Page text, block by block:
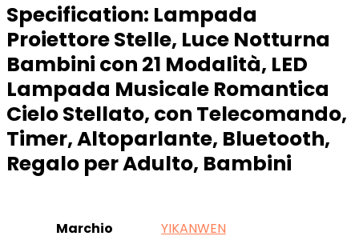
Specification: Lampada
Proiettore Stelle, Luce Notturna
Bambini con 21 Modalità, LED
Lampada Musicale Romantica
Cielo Stellato, con Telecomando,
Timer, Altoparlante, Bluetooth,
Regalo per Adulto, Bambini
Marchio ‎YIKANWEN